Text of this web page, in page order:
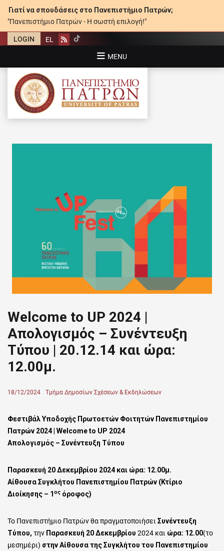
Γιατί να σπουδάσεις στο Πανεπιστήμιο Πατρών;
"Πανεπιστήμιο Πατρών - Η σωστή επιλογή!"
LOGIN EL Rss
MENU
ΠΑΝΕΠΙΣΤΉΜΙΟ ΠΑΤΡΏΝ
Welcome to UP 2024 |
Απολογισμός – Συνέντευξη
Τύπου | 20.12.14 και ώρα:
12.00μ.
Posted
18/12/2024 Author
Τμήμα Δημοσίων Σχέσεων & Εκδηλώσεων
Φεστιβάλ Υποδοχής Πρωτοετών Φοιτητών Πανεπιστημίου
Πατρών 2024 | Welcome to UP 2024
Απολογισμός – Συνέντευξη Τύπου
Παρασκευή 20 Δεκεμβρίου 2024 και ώρα: 12.00μ.
Αίθουσα Συγκλήτου Πανεπιστημίου Πατρών (Κτίριο
Διοίκησης – 1ος όροφος)
Το Πανεπιστήμιο Πατρών θα πραγματοποιήσει Συνέντευξη
Τύπου, την Παρασκευή 20 Δεκεμβρίου 2024 και ώρα: 12.00(το
μεσημέρι) στην Αίθουσα της Συγκλήτου του Πανεπιστημίου